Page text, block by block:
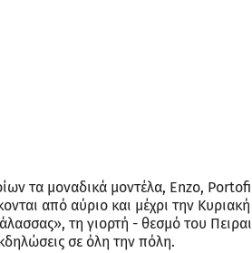
τα μοναδικά μοντέλα, Enzo,
από αύριο και μέχρι την Κυριακή
τη γιορτή - θεσμό του
σε όλη την πόλη.